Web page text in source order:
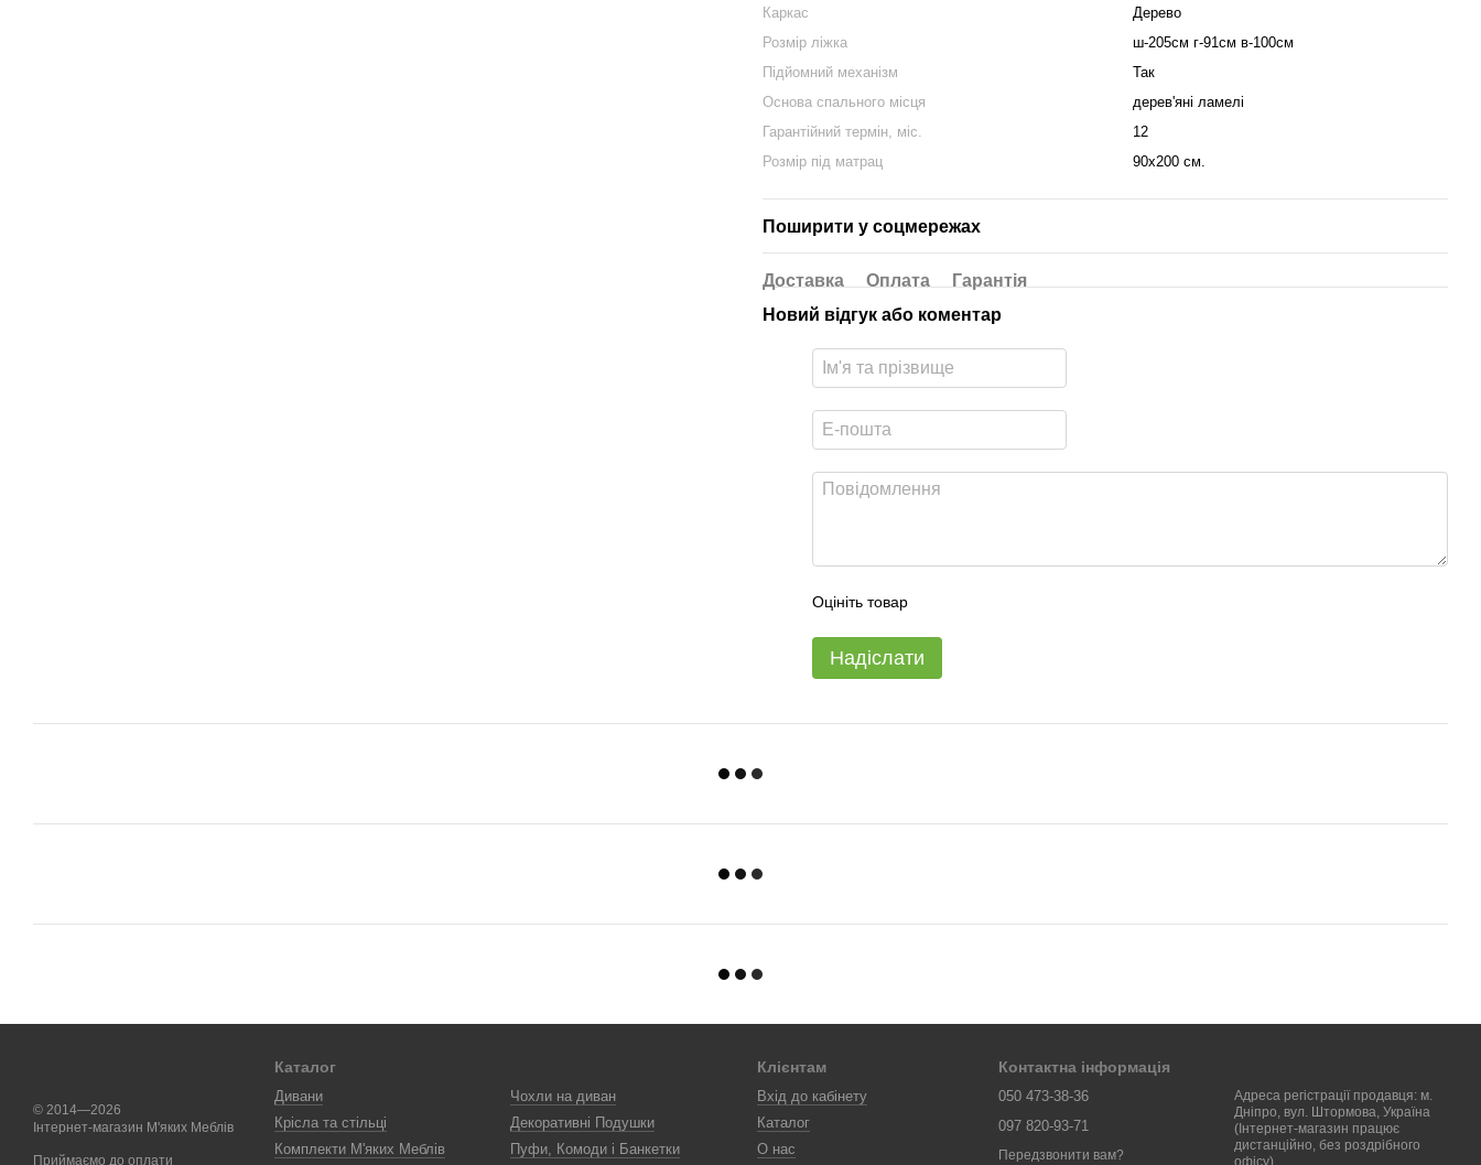
Каркас
Дерево
Розмір ліжка
ш-205см г-91см в-100см
Підйомний механізм
Так
Основа спального місця
дерев'яні ламелі
Гарантійний термін, міс.
12
Розмір під матрац
90x200 см.
Поширити у соцмережах
Доставка Оплата
Гарантія
Новий відгук або коментар
Оцініть товар
Надіслати
© 2014—2026
Інтернет-магазин М'яких Меблів
Приймаємо до оплати
Каталог
Дивани
Крісла та стільці
Комплекти М'яких Меблів
Чохли на диван
Декоративні Подушки
Пуфи, Комоди і Банкетки
Клієнтам
Вхід до кабінету
Каталог
О нас
Контактна інформація
050 473-38-36
097 820-93-71
Передзвонити вам?
Адреса регістрації продавця: м.
Дніпро, вул. Штормова, Україна
(Інтернет-магазин працює
дистанційно, без роздрібного
офісу)